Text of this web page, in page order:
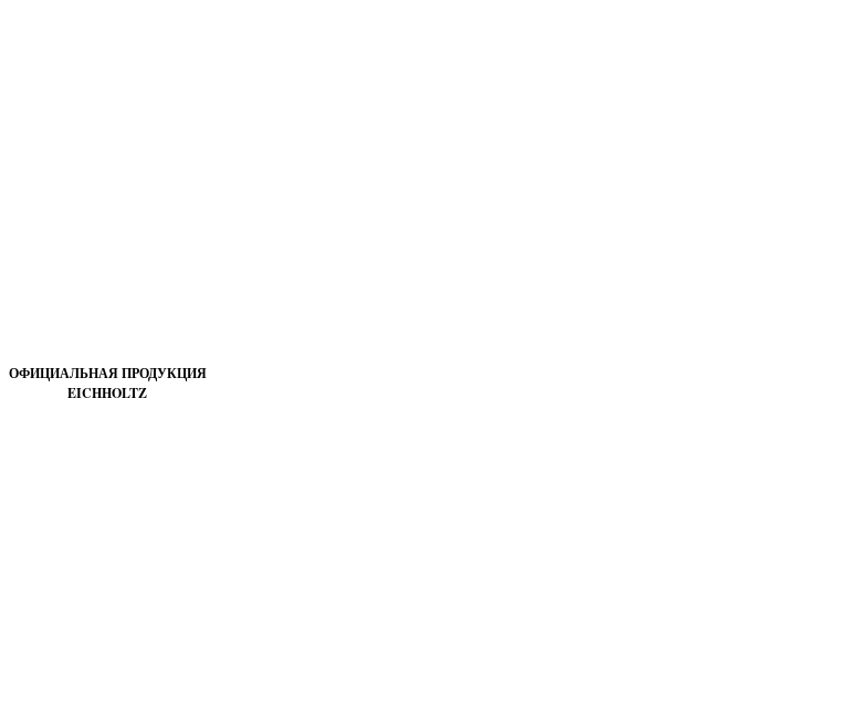
ОФИЦИАЛЬНАЯ ПРОДУКЦИЯ
EICHHOLTZ